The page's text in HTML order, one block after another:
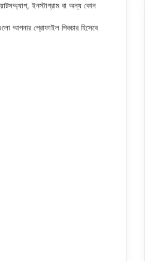
ইনস্টাগ্রাম বা অন্য কোন
আপনার প্রোফাইল পিকচার হিসেবে